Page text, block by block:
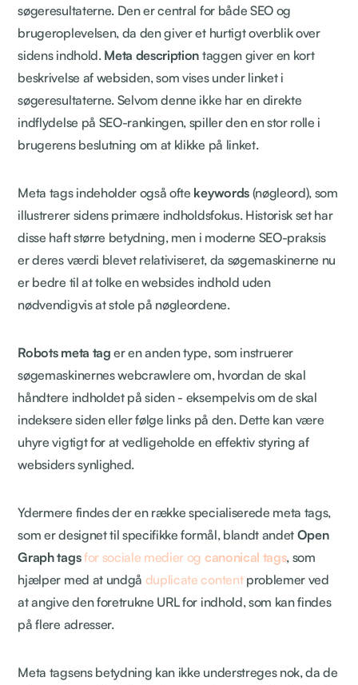
søgeresultaterne. Den er central for både SEO og
brugeroplevelsen, da den giver et hurtigt overblik over
sidens indhold. Meta description taggen giver en kort
beskrivelse af websiden, som vises under linket i
søgeresultaterne. Selvom denne ikke har en direkte
indflydelse på SEO-rankingen, spiller den en stor rolle i
brugerens beslutning om at klikke på linket.
Meta tags indeholder også ofte keywords(nøgleord), som
illustrerer sidens primære indholdsfokus. Historisk set har
disse haft større betydning, men i moderne SEO-praksis
er deres værdi blevet relativiseret, da søgemaskinerne nu
er bedre til at tolke en websides indhold uden
nødvendigvis at stole på nøgleordene.
Robots meta tag er en anden type, som instruerer
søgemaskinernes webcrawlere om, hvordan de skal
håndtere indholdet på siden - eksempelvis om de skal
indeksere siden eller følge links på den. Dette kan være
uhyre vigtigt for at vedligeholde en effektiv styring af
websiders synlighed.
Ydermere findes der en række specialiserede meta tags,
som er designet til specifikke formål, blandt andet Open
Graph tagsfor sociale medier og canonical tags, som
hjælper med at undgå duplicate contentproblemer ved
at angive den foretrukne URL for indhold, som kan findes
på flere adresser.
Meta tagsens betydning kan ikke understreges nok, da de